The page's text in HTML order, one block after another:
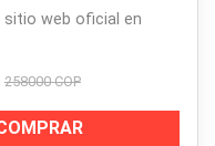
sitio web oficial en
258000 COP